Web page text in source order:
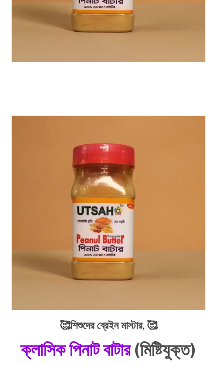
🥰শিশুদের ব্রেইন মাস্টার, 🥰
ক্লাসিক পিনাট বাটার (মিষ্টিযুক্ত)